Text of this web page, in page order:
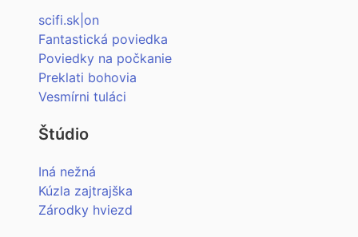
scifi.sk|on
Fantastická poviedka
Poviedky na počkanie
Preklati bohovia
Vesmírni tuláci
Štúdio
Iná nežná
Kúzla zajtrajška
Zárodky hviezd